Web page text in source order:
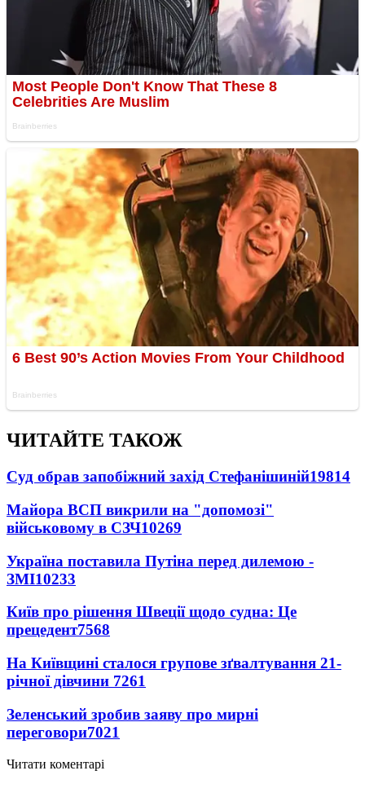
ЧИТАЙТЕ ТАКОЖ
Суд обрав запобіжний захід Стефанішиній19814
Майора ВСП викрили на "допомозі"
військовому в СЗЧ10269
Україна поставила Путіна перед дилемою -
ЗМІ10233
Київ про рішення Швеції щодо судна: Це
прецедент7568
На Київщині сталося групове зґвалтування 21-
річної дівчини 7261
Зеленський зробив заяву про мирні
переговори7021
Читати коментарі